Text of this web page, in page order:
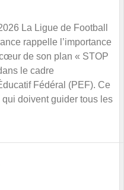
La Ligue de Football
rappelle l’importance
de son plan « STOP
le cadre
Fédéral (PEF). Ce
doivent guider tous les